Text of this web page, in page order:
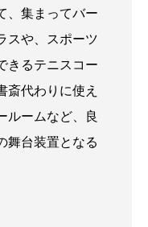
、集まってバー
スや、スポーツ
きるテニスコー
斎代わりに使え
ルームなど、良
舞台装置となる